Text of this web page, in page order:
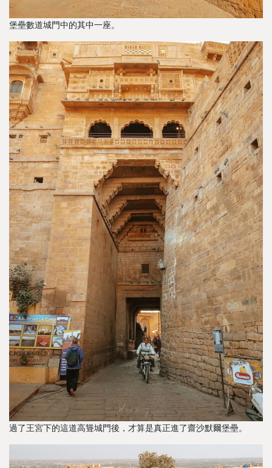
堡壘數道城門中的其中一座。
過了王宮下的這道高聳城門後，才算是真正進了齋沙默爾堡壘。